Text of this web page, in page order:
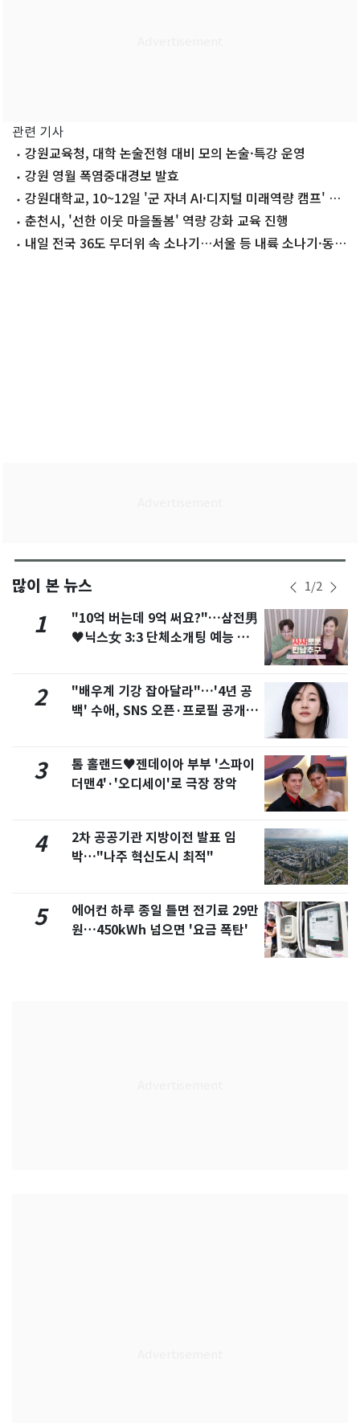
관련 기사
강원교육청, 대학 논술전형 대비 모의 논술·특강 운영
강원 영월 폭염중대경보 발효
강원대학교, 10~12일 '군 자녀 AI·디지털 미래역량 캠프' 개
최 춘천시, '선한 이웃 마을돌봄' 역량 강화 교육 진행
내일 전국 36도 무더위 속 소나기…서울 등 내륙 소나기·동
많이 본 뉴스 1/2
1
"10억 버는데 9억 써요?"…삼전男
♥닉스女 3:3 단체소개팅 예능 화
2
"배우계 기강 잡아달라"…'4년 공
백' 수애, SNS 오픈·프로필 공개
3
톰 홀랜드♥젠데이아 부부 '스파이
더맨4'·'오디세이'로 극장 장악
4
2차 공공기관 지방이전 발표 임
박…"나주 혁신도시 최적"
5
에어컨 하루 종일 틀면 전기료 29만
원…450kWh 넘으면 '요금 폭탄'